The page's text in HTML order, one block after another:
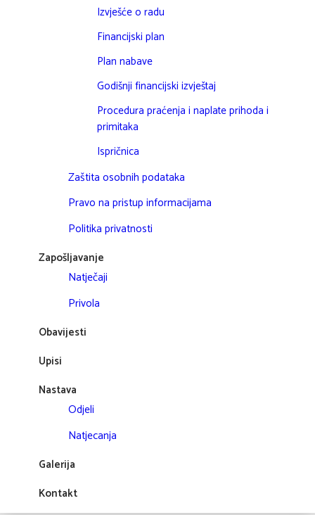
Izvješće o radu
Financijski plan
Plan nabave
Godišnji financijski izvještaj
Procedura praćenja i naplate prihoda i
primitaka
Ispričnica
Zaštita osobnih podataka
Pravo na pristup informacijama
Politika privatnosti
Zapošljavanje
Natječaji
Privola
Obavijesti
Upisi
Nastava
Odjeli
Natjecanja
Galerija
Kontakt